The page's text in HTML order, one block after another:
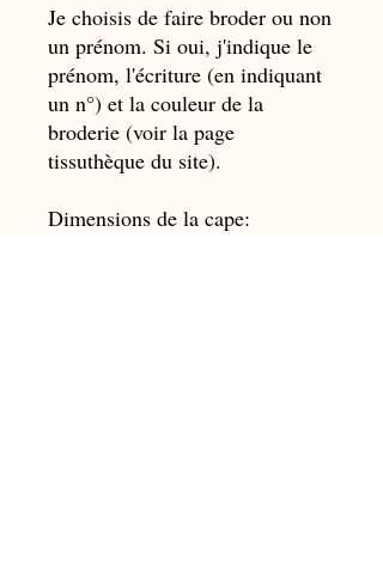
Je choisis de faire broder ou non
un prénom. Si oui, j'indique le
prénom, l'écriture (en indiquant
un n°) et la couleur de la
broderie (voir la page
tissuthèque du site).
Dimensions de la cape: